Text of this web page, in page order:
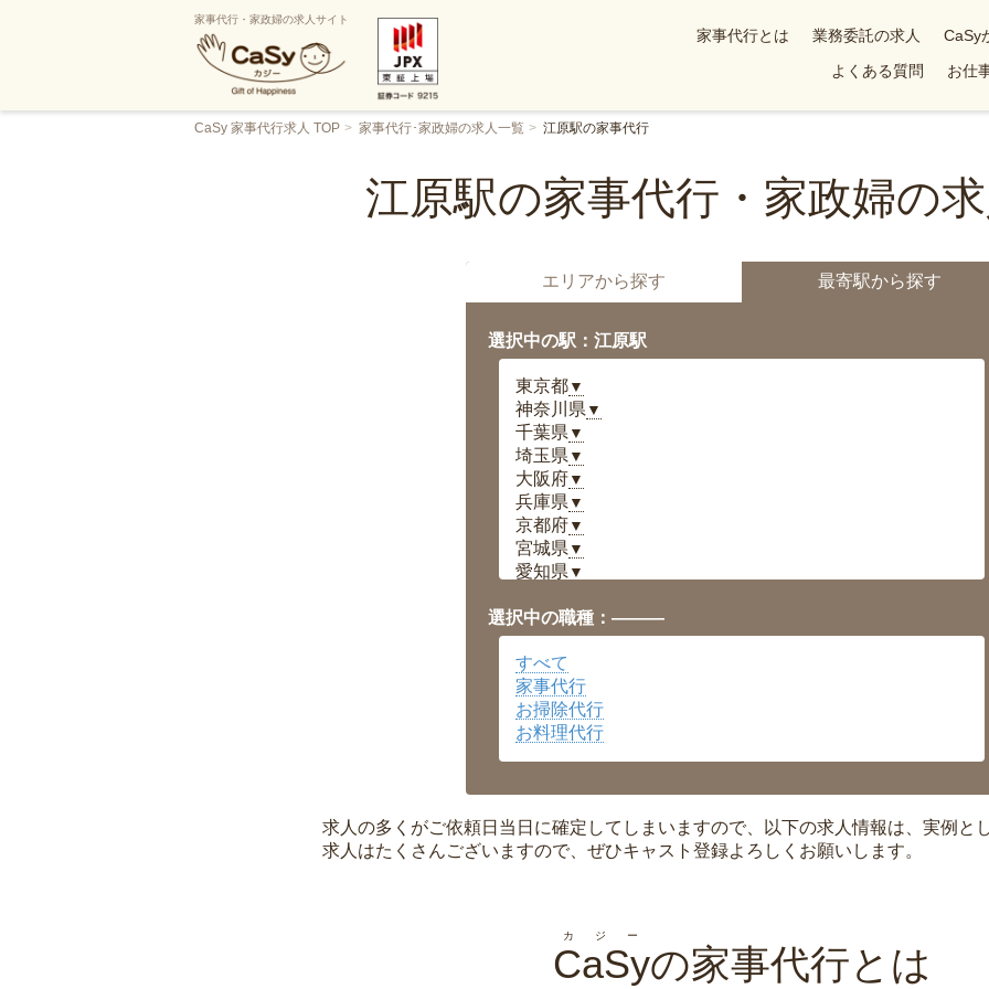
家事代行・家政婦の求人サイト
家事代行とは 業務委託の求人 CaSy
よくある質問
お仕
CaSy 家事代行求人 TOP 家事代行･家政婦の求人一覧 江原駅の家事代行
江原駅の家事代行・家政婦の
エリアから探す 最寄駅から探す
選択中の駅：江原駅
東京都▼
神奈川県 ▼
千葉県 ▼
埼玉県 ▼
大阪府▼
兵庫県 ▼
京都府▼
宮城県 ▼
愛知県 ▼
岡山県▼
広島県▼
沖縄県
選択中の職種：———
すべて
家事代行
お掃除代行
お料理代行
求人の多くがご依頼日当日に確定してしまいますので、以下の求人情報は、実例と
求人はたくさんございますので、ぜひキャスト登録よろしくお願いします。
CaSy
カジー
の家事代行とは